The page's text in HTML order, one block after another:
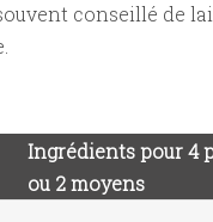
conseillé de
Ingrédients pour 4
ou 2 moyens